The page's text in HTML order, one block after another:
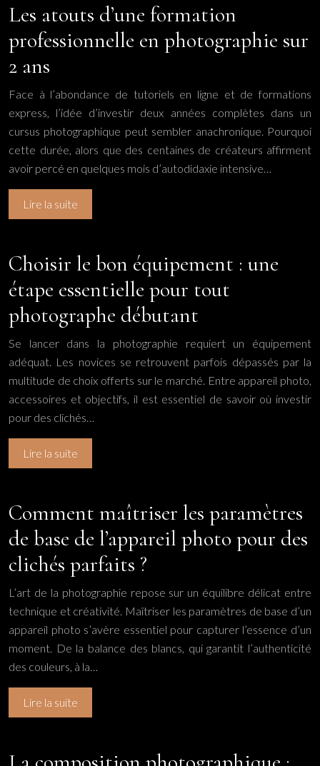
Les atouts d’une formation
professionnelle en photographie sur
2 ans
Face à l’abondance de tutoriels en ligne et de formations
express, l’idée d’investir deux années complètes dans un
cursus photographique peut sembler anachronique. Pourquoi
cette durée, alors que des centaines de créateurs affirment
avoir percé en quelques mois d’autodidaxie intensive…
Lire la suite
Choisir le bon équipement : une
étape essentielle pour tout
photographe débutant
Se lancer dans la photographie requiert un équipement
adéquat. Les novices se retrouvent parfois dépassés par la
multitude de choix offerts sur le marché. Entre appareil photo,
accessoires et objectifs, il est essentiel de savoir où investir
pour des clichés…
Lire la suite
Comment maîtriser les paramètres
de base de l’appareil photo pour des
clichés parfaits ?
L’art de la photographie repose sur un équilibre délicat entre
technique et créativité. Maîtriser les paramètres de base d’un
appareil photo s’avère essentiel pour capturer l’essence d’un
moment. De la balance des blancs, qui garantit l’authenticité
des couleurs, à la…
Lire la suite